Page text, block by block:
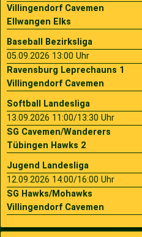
Villingendorf Cavemen
Ellwangen Elks
Baseball Bezirksliga
05.09.2026 13:00 Uhr
Ravensburg Leprechauns 1
Villingendorf Cavemen
Softball Landesliga
13.09.2026 11:00/13:30 Uhr
SG Cavemen/Wanderers
Tübingen Hawks 2
Jugend Landesliga
12.09.2026 14:00/16:00 Uhr
SG Hawks/Mohawks
Villingendorf Cavemen